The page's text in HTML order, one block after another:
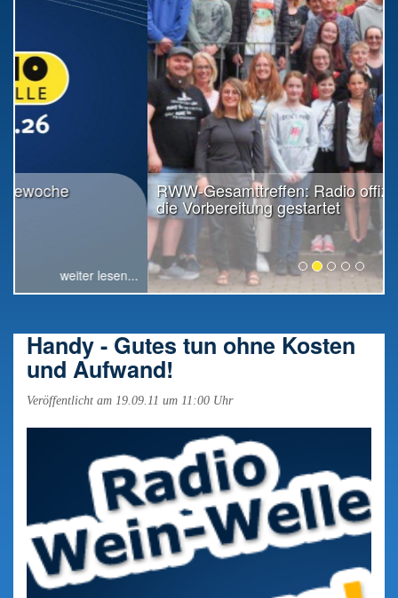
RWW-Gesamttreffen: Radio offiziell in
die Vorbereitung gestartet
weiter lesen...
Handy - Gutes tun ohne Kosten
und Aufwand!
Veröffentlicht am 19.09.11 um 11:00 Uhr